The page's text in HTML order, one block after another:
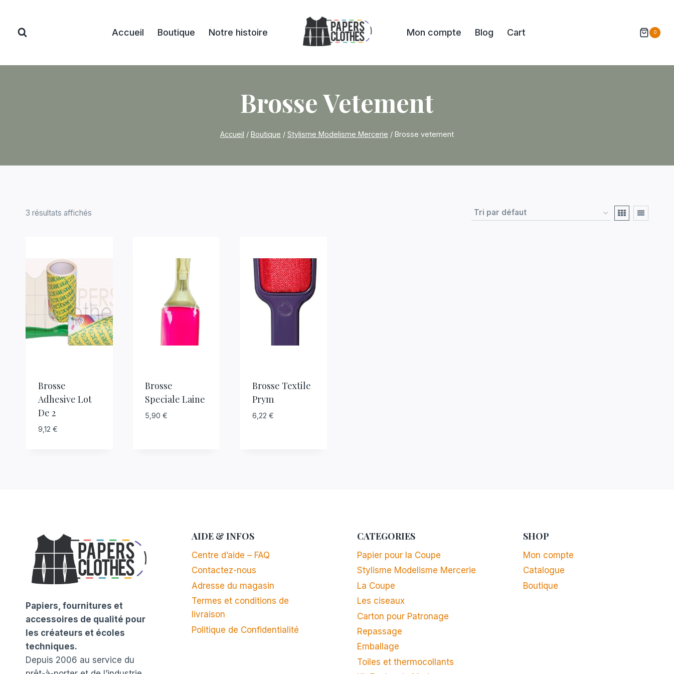
contenu
Accueil Boutique Notre histoire Mon compte Blog Cart 0
Brosse Vetement
Accueil / Boutique / Stylisme Modelisme Mercerie / Brosse vetement
3 résultats affichés
Brosse
Adhesive Lot
De 2
9,12 €
Brosse
Speciale Laine
5,90€
Brosse Textile
Prym
6,22 €
Papiers, fournitures et
accessoires de qualité pour
les créateurs et écoles
techniques.
Depuis 2006 au service du
AIDE & INFOS
Centre d’aide – FAQ
Contactez-nous
Adresse du magasin
Termes et conditions de
livraison
Politique de Confidentialité
CATEGORIES
Papier pour la Coupe
Stylisme Modelisme Mercerie
La Coupe
Les ciseaux
Carton pour Patronage
Repassage
Emballage
Toiles et thermocollants
SHOP
Mon compte
Catalogue
Boutique